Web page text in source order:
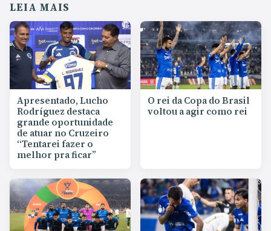
LEIA MAIS
Apresentado, Lucho
Rodríguez destaca
grande oportunidade
de atuar no Cruzeiro
“Tentarei fazer o
melhor pra ficar”
O rei da Copa do Brasil
voltou a agir como rei